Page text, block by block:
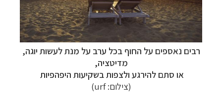
רבים נאספים על החוף בכל ערב על מנת לעשות יוגה,
מדיטציה,
או סתם להירגע ולצפות בשקיעות היפהפיות
(צילום: urf)